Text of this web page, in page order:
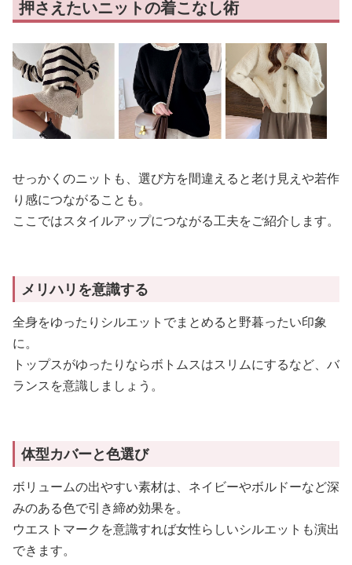
押さえたいニットの着こなし術
せっかくのニットも、選び方を間違えると老け見えや若作
り感につながることも。
ここではスタイルアップにつながる工夫をご紹介します。
メリハリを意識する
全身をゆったりシルエットでまとめると野暮ったい印象
に。
トップスがゆったりならボトムスはスリムにするなど、バ
ランスを意識しましょう。
体型カバーと色選び
ボリュームの出やすい素材は、ネイビーやボルドーなど深
みのある色で引き締め効果を。
ウエストマークを意識すれば女性らしいシルエットも演出
できます。